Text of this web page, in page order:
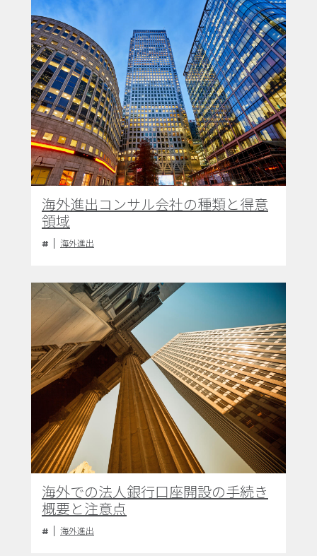
海外進出コンサル会社の種類と得意
領域
海外進出
海外での法人銀行口座開設の手続き
概要と注意点
海外進出